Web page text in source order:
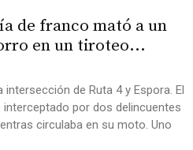
de franco mató a un
en un tiroteo...
intersección de Ruta 4 y Espora. El
por dos delincuentes
circulaba en su moto. Uno